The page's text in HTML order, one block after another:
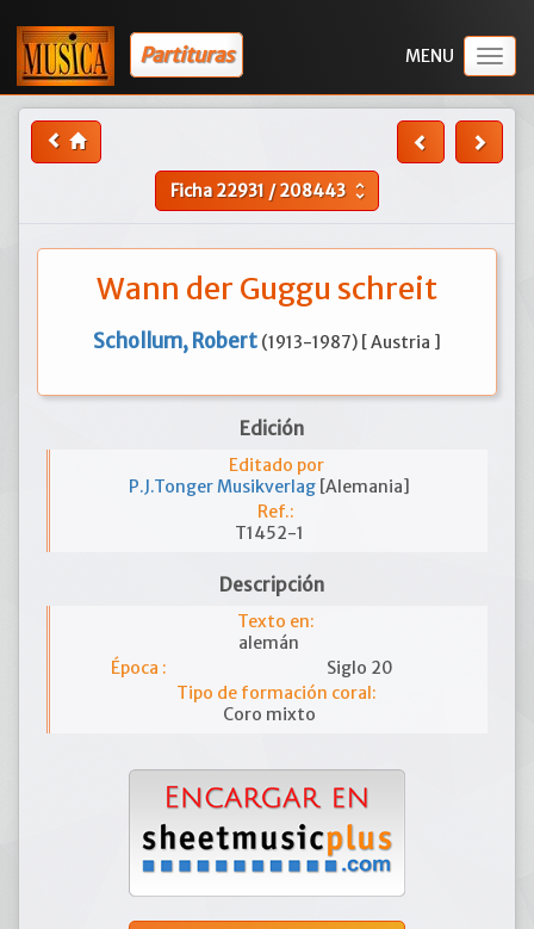
Partituras
Ficha22931 /208443 unfold_more
Wann der Guggu schreit
Schollum, Robert (1913-1987) [ Austria ]
Edición
Editado por
P.J.Tonger Musikverlag [Alemania]
Ref.:
T1452-1
Descripción
Texto en:
alemán
Época :
Siglo 20
Tipo de formación coral:
Coro mixto